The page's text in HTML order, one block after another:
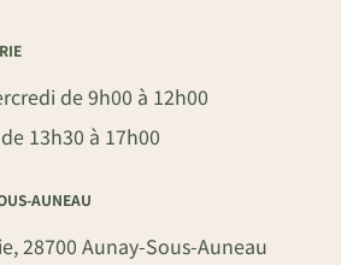
de 9h00 à 12h00
13h30 à 17h00
AUNEAU
28700 Aunay-Sous-Auneau